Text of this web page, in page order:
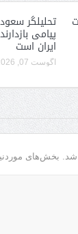
تحلیلگر
پیامی
ایران است
آگوست 07, 2026
شد. بخش‌های